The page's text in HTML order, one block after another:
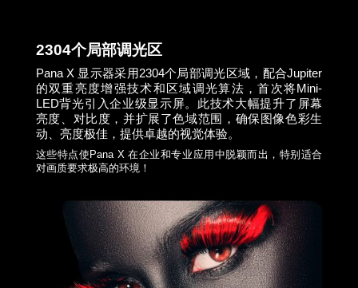
2304个局部调光区
Pana X 显示器采用2304个局部调光区域，配合Jupiter
的双重亮度增强技术和区域调光算法，首次将Mini-
LED背光引入企业级显示屏。此技术大幅提升了屏幕
亮度、对比度，并扩展了色域范围，确保图像色彩生
动、亮度极佳，提供卓越的视觉体验。
这些特点使Pana X 在企业和专业应用中脱颖而出，特别适合
对画质要求极高的环境！